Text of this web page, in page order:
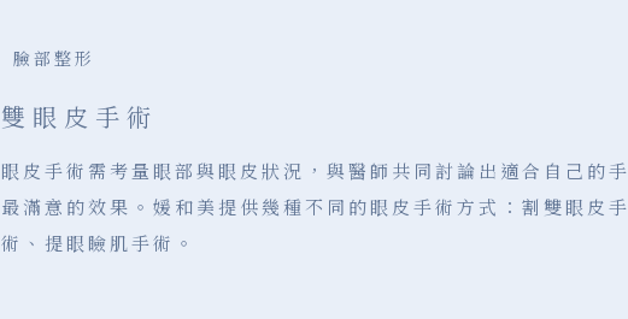
臉部整形
雙眼皮手術
眼皮手術需考量眼部與眼皮狀況，與醫師共同討論出適合自己的
最滿意的效果。媛和美提供幾種不同的眼皮手術方式：割雙眼皮
術、提眼瞼肌手術。